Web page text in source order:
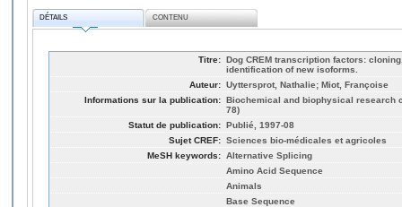
DÉTAILS CONTENU
Titre: Dog CREM transcription factors:
identification of new isoforms.
Auteur: Uyttersprot, Nathalie; Miot, Françoise
Informations sur la publication: Biochemical and biophysical research
78)
Statut de publication: Publié, 1997-08
Sujet CREF: Sciences bio-médicales et agricoles
MeSH keywords: Alternative Splicing
Amino Acid Sequence
Animals
Base Sequence